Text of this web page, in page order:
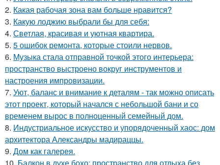
2. Какая рабочая зона вам больше нравится?
3. Какую лоджию выбрали бы для себя:
4. Светлая, красивая и уютная квартира.
5. 5 ошибок ремонта, которые стоили нервов.
6. Музыка стала отправной точкой этого интерьера:
пространство выстроено вокруг инструментов и
настроения импровизации.
7. Уют, баланс и внимание к деталям - так можно описать
этот проект, который начался с небольшой бани и со
временем вырос в полноценный семейный дом.
8. Индустриальное искусство и упорядоченный хаос: дом
архитектора Александры мадираццы.
9. Дом как галерея.